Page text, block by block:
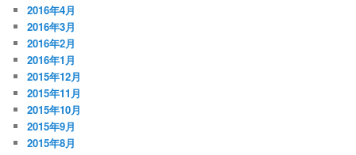
2016年4月
2016年3月
2016年2月
2016年1月
2015年12月
2015年11月
2015年10月
2015年9月
2015年8月